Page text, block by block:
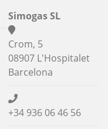
Simogas SL
Crom, 5
08907 L'Hospitalet
Barcelona
+34 936 06 46 56